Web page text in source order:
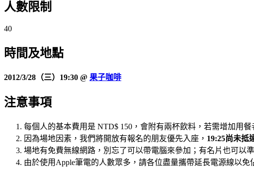
人數限制
40
時間及地點
2012/3/28（三）19:30 @ 果子咖啡
注意事項
每個人的基本費用是 NTD$ 150，會附有兩杯飲料，若需增加用
因為場地因素，我們將開放有報名的朋友優先入座， 19:25尚未抵
場地有免費無線網路，別忘了可以帶電腦來參加；有名片也可以
由於使用Apple筆電的人數眾多，請各位盡量攜帶延長電源線以免